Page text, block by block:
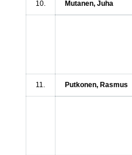
10. Mutanen, Juha
11. Putkonen, Rasmus